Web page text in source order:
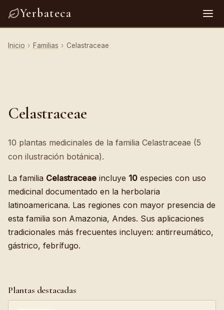
Yerbateca
Inicio › Familias › Celastraceae
Celastraceae
10 plantas medicinales de la familia Celastraceae (5
con ilustración botánica).
La familia Celastraceae incluye 10 especies con uso
medicinal documentado en la herbolaria
latinoamericana. Las regiones con mayor presencia de
esta familia son Amazonia, Andes. Sus aplicaciones
tradicionales más frecuentes incluyen: antirreumático,
gástrico, febrífugo.
Plantas destacadas